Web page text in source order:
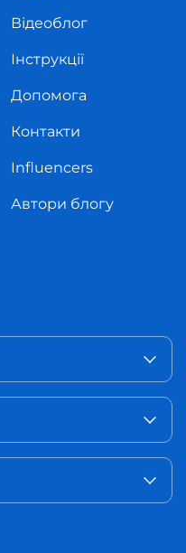
Відеоблог
Інструкції
Допомога
Контакти
Influencers
Автори блогу